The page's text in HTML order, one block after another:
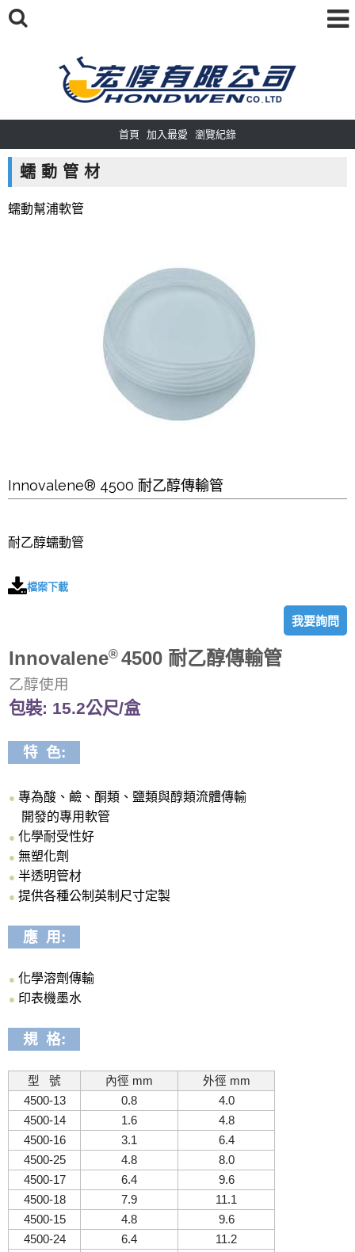
首頁 加入最愛 瀏覽紀錄
蠕 動 管 材
蠕動幫浦軟管
Innovalene® 4500 耐乙醇傳輸管
耐乙醇蠕動管
檔案下載
我要詢問
Innovalene® 4500 耐乙醇傳輸管
乙醇使用
包裝: 15.2公尺/盒
特 色:
● 專為酸、鹼、酮類、鹽類與醇類流體傳輸
開發的專用軟管
● 化學耐受性好
● 無塑化劑
● 半透明管材
● 提供各種公制英制尺寸定製
應 用:
● 化學溶劑傳輸
● 印表機墨水
規 格:
型 號 內徑 mm
外徑 mm
4500-13
0.8
4.0
4500-14
1.6
4.8
4500-16
3.1
6.4
4500-25
4.8
8.0
4500-17
6.4
9.6
4500-18
7.9
11.1
4500-15
4.8
9.6
4500-24
6.4
11.2